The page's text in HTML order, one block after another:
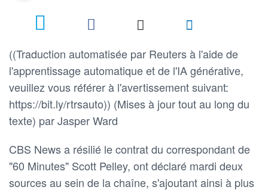
((Traduction automatisée par Reuters à l'aide de
l'apprentissage automatique et de l'IA générative,
veuillez vous référer à l'avertissement suivant:
https://bit.ly/rtrsauto)) (Mises à jour tout au long du
texte) par Jasper Ward
CBS News a résilié le contrat du correspondant de
"60 Minutes" Scott Pelley, ont déclaré mardi deux
sources au sein de la chaîne, s'ajoutant ainsi à plus